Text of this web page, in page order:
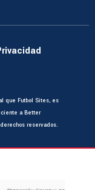
que Futbol Sites, es
a Better
reservados.